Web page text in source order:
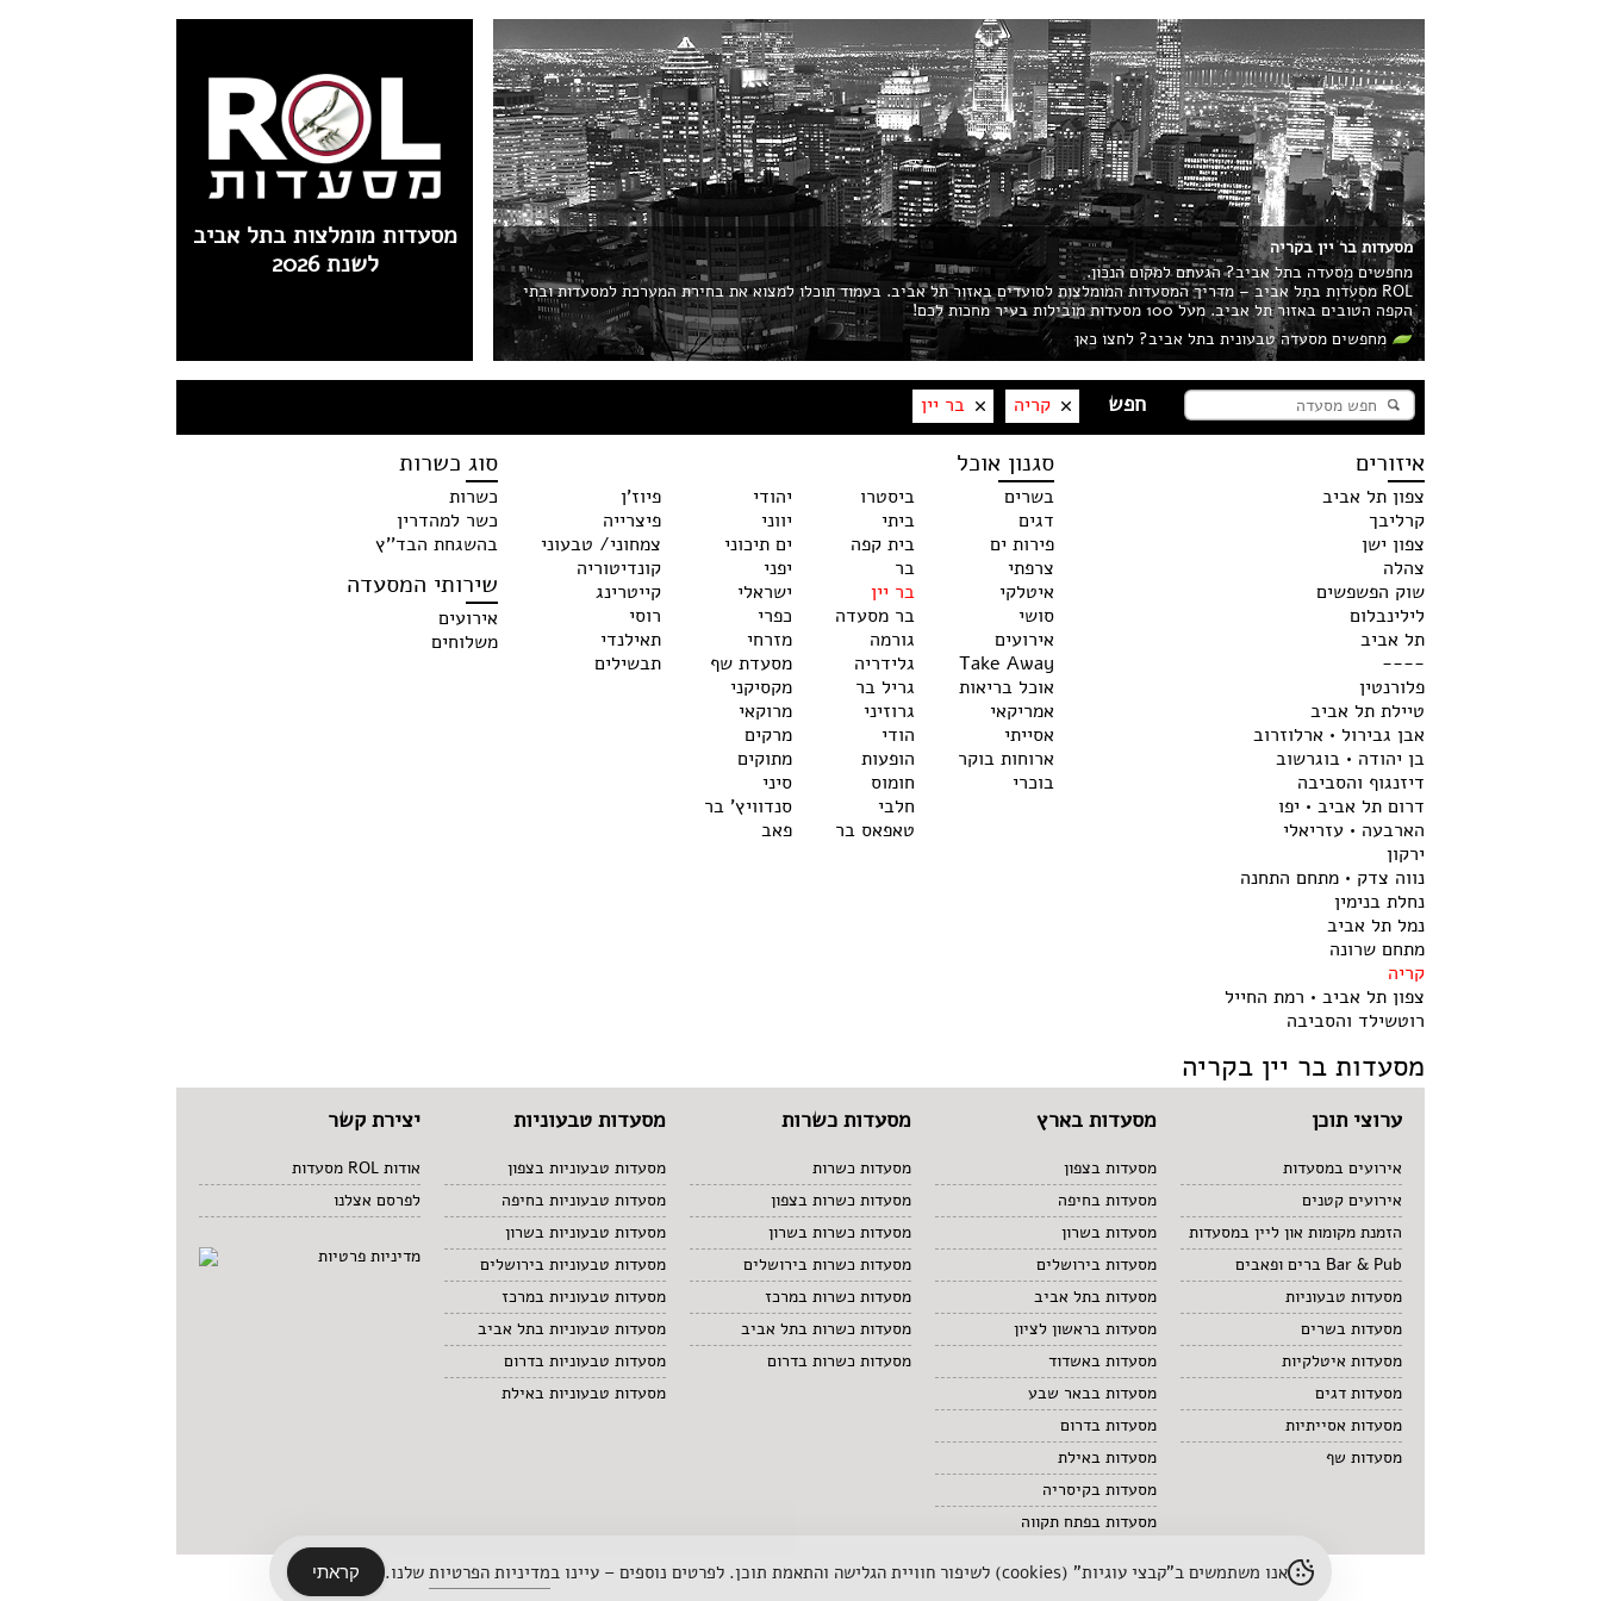
מסעדות מומלצות בתל אביב
לשנת 2026
מסעדות בר יין בקריה
מחפשים מסעדה בתל אביב? הגעתם למקום הנכון.
ROL מסעדות בתל אביב – מדריך המסעדות המומלצות לסועדים באזור תל אביב. בעמוד תוכלו למצוא את בחירת המערכת למסעדות ובתי
הקפה הטובים באזור תל אביב. מעל 100 מסעדות מובילות בעיר מחכות לכם!
מחפשים מסעדה טבעונית בתל אביב? לחצו כאן
קריה בר יין
איזורים
צפון תל אביב
קרליבך
צפון ישן
צהלה
שוק הפשפשים
לילינבלום
תל אביב
----
פלורנטין
טיילת תל אביב
אבן גבירול • ארלוזרוב
בן יהודה • בוגרשוב
דיזנגוף והסביבה
דרום תל אביב • יפו
הארבעה • עזריאלי
ירקון
נווה צדק • מתחם התחנה
נחלת בנימין
נמל תל אביב
מתחם שרונה
קריה
צפון תל אביב • רמת החייל
רוטשילד והסביבה
סגנון אוכל
בשרים
דגים
פירות ים
צרפתי
איטלקי
סושי
אירועים
Take Away
אוכל בריאות
אמריקאי
אסייתי
ארוחות בוקר
בוכרי
ביסטרו
ביתי
בית קפה
בר
בר יין
בר מסעדה
גורמה
גלידריה
גריל בר
גרוזיני
הודי
הופעות
חומוס
חלבי
טאפאס בר
יהודי
יווני
ים תיכוני
יפני
ישראלי
כפרי
מזרחי
מסעדת שף
מקסיקני
מרוקאי
מרקים
מתוקים
סיני
סנדוויץ' בר
פאב
פיוז'ן
פיצרייה
צמחוני/ טבעוני
קונדיטוריה
קייטרינג
רוסי
תאילנדי
תבשילים
סוג כשרות
כשרות
כשר למהדרין
בהשגחת הבד''ץ
שירותי המסעדה
אירועים
משלוחים
מסעדות בר יין בקריה
ערוצי תוכן
אירועים במסעדות
אירועים קטנים
הזמנת מקומות און ליין במסעדות
Bar & Pub ברים ופאבים
מסעדות טבעוניות
מסעדות בשרים
מסעדות איטלקיות
מסעדות דגים
מסעדות אסייתיות
מסעדות שף
מסעדות בארץ
מסעדות בצפון
מסעדות בחיפה
מסעדות בשרון
מסעדות בירושלים
מסעדות בתל אביב
מסעדות בראשון לציון
מסעדות באשדוד
מסעדות בבאר שבע
מסעדות בדרום
מסעדות באילת
מסעדות בקיסריה
מסעדות בפתח תקווה
מסעדות כשרות
מסעדות כשרות
מסעדות כשרות בצפון
מסעדות כשרות בשרון
מסעדות כשרות בירושלים
מסעדות כשרות במרכז
מסעדות כשרות בתל אביב
מסעדות כשרות בדרום
מסעדות טבעוניות
מסעדות טבעוניות בצפון
מסעדות טבעוניות בחיפה
מסעדות טבעוניות בשרון
מסעדות טבעוניות בירושלים
מסעדות טבעוניות במרכז
מסעדות טבעוניות בתל אביב
מסעדות טבעוניות בדרום
מסעדות טבעוניות באילת
יצירת קשר
אודות ROL מסעדות
לפרסם אצלנו
מדיניות פרטיות
אנו משתמשים ב"קבצי עוגיות" (cookies) לשיפור חוויית הגלישה והתאמת תוכן. לפרטים נוספים – עיינו ב מדיניות הפרטיות שלנו. קראתי